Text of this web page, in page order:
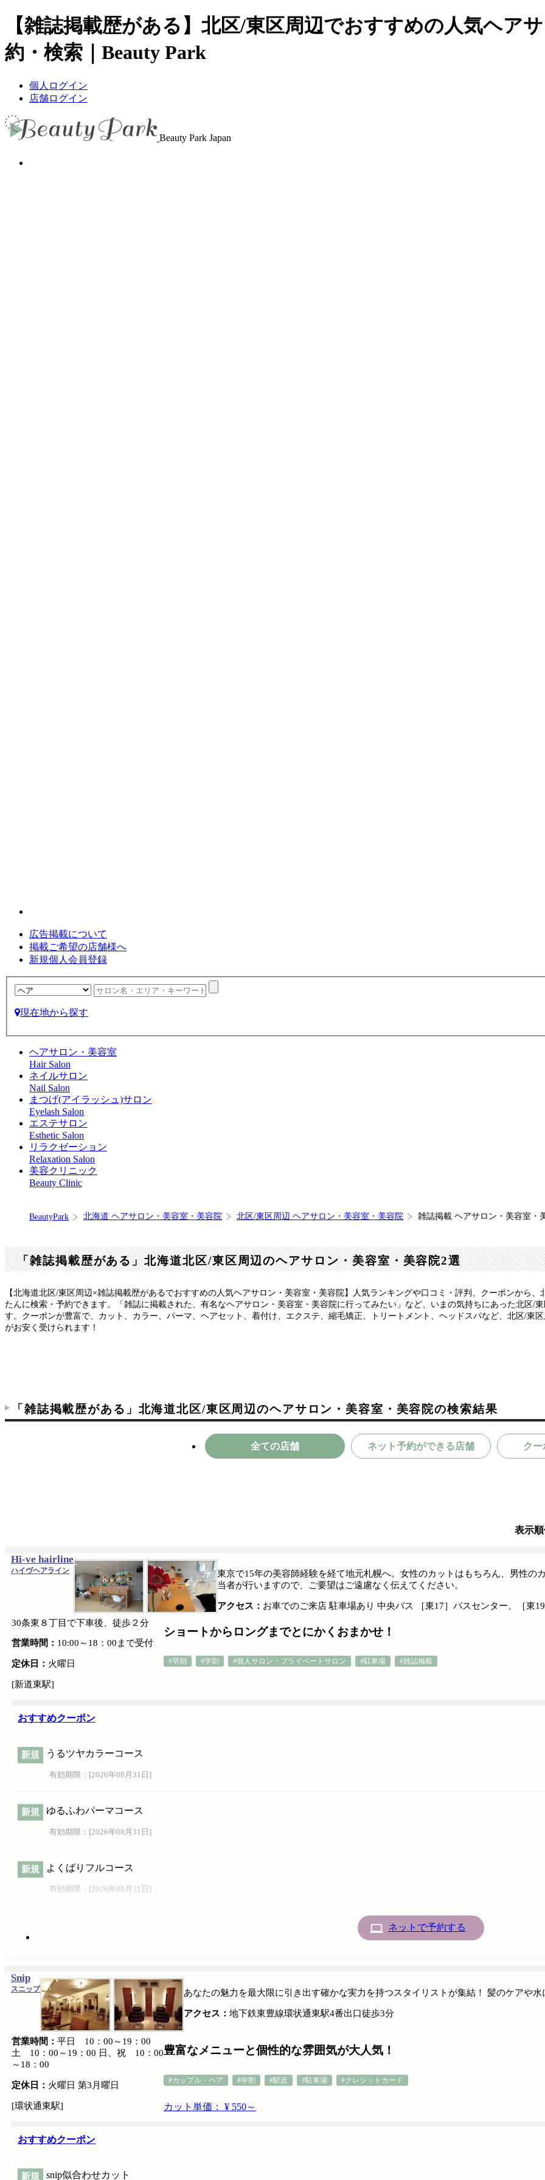
【雑誌掲載歴がある】北区/東区周辺でおすすめの人気ヘア
約・検索｜Beauty Park
個人ログイン
店舗ログイン
Beauty Park Japan
広告掲載について
掲載ご希望の店舗様へ
新規個人会員登録
現在地から探す
ヘアサロン・美容室
Hair Salon
ネイルサロン
Nail Salon
まつげ(アイラッシュ)サロン
Eyelash Salon
エステサロン
Esthetic Salon
リラクゼーション
Relaxation Salon
美容クリニック
Beauty Clinic
BeautyPark 北海道 ヘアサロン・美容室・美容院 北区/東区周辺 ヘアサロン・美容室・美容院 雑誌掲載 ヘアサロン・美容室・
「雑誌掲載歴がある」北海道北区/東区周辺のヘアサロン・美容室・美容院2選
【北海道北区/東区周辺×雑誌掲載歴があるでおすすめの人気ヘアサロン・美容室・美容院】人気ランキングや口コミ・評判、クーポンから
たんに検索・予約できます。「雑誌に掲載された、有名なヘアサロン・美容室・美容院に行ってみたい」など、いまの気持ちにあった北区/
す。クーポンが豊富で、カット、カラー、パーマ、ヘアセット、着付け、エクステ、縮毛矯正、トリートメント、ヘッドスパなど、北区/東
がお安く受けられます！
「雑誌掲載歴がある」北海道北区/東区周辺のヘアサロン・美容室・美容院の検索結果
全ての店舗 ネット予約ができる店舗 クー
表示
Hi-ve hairline
ハイヴヘアライン
ショートからロングまでとにかくおまかせ！
#早朝 #学割 #個人サロン・プライベートサロン #駐車場 #雑誌掲載
東京で15年の美容師経験を経て地元札幌へ。女性のカットはもちろん、男性
当者が行いますので、ご要望はご遠慮なく伝えてください。
アクセス： お車でのご来店 駐車場あり 中央バス ［東17］バスセンター、［東
30条東８丁目で下車後、徒歩２分
営業時間： 10:00～18：00まで受付
定休日： 火曜日
[新道東駅]
おすすめクーポン
新規 うるツヤカラーコース
有効期限：[2026年08月31日 ]
新規 ゆるふわパーマコース
有効期限：[2026年08月31日 ]
新規 よくばりフルコース
有効期限：[2026年08月31日 ]
ネットで予約する
Snip
スニップ
豊富なメニューと個性的な雰囲気が大人気！
#カップル・ペア #学割 #駅近 #駐車場 #クレジットカード
カット単価： ¥ 550～
あなたの魅力を最大限に引き出す確かな実力を持つスタイリストが集結！ 髪のケアや
アクセス： 地下鉄東豊線環状通東駅4番出口徒歩3分
営業時間： 平日 10：00～19：00
土 10：00～19：00 日、祝 10：00
～18：00
定休日： 火曜日 第3月曜日
[環状通東駅]
おすすめクーポン
新規 snip似合わせカット